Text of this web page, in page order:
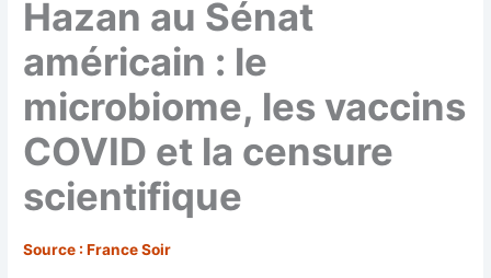
Hazan au Sénat
américain : le
microbiome, les vaccins
COVID et la censure
scientifique
Source : France Soir